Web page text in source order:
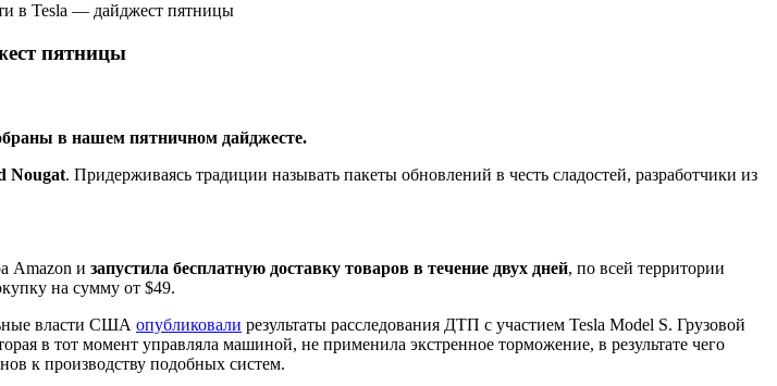
в Tesla — дайджест пятницы
пятницы
в нашем пятничном дайджесте.
Nougat. Придерживаясь традиции называть пакеты обновлений в честь сладостей, разработчики из
Amazon и запустила бесплатную доставку товаров в течение двух дней, по всей территории
на сумму от $49.
власти США опубликовали результаты расследования ДТП с участием Tesla Model S. Грузовой
в тот момент управляла машиной, не применила экстренное торможение, в результате чего
к производству подобных систем.